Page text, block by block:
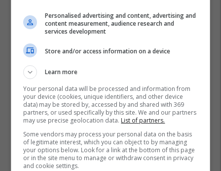
Personalised advertising and content, advertising and
content measurement, audience research and
services development
Store and/or access information on a device
Learn more
Your personal data will be processed and information from
your device (cookies, unique identifiers, and other device
data) may be stored by, accessed by and shared with 369
partners, or used specifically by this site. We and our partners
may use precise geolocation data. List of partners.
Some vendors may process your personal data on the basis
of legitimate interest, which you can object to by managing
your options below. Look for a link at the bottom of this page
or in the site menu to manage or withdraw consent in privacy
and cookie settings.